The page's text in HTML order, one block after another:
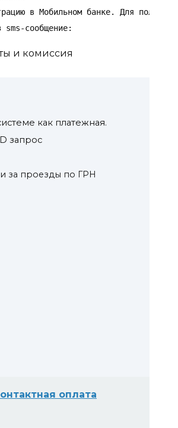
в Мобильном банке. Для
сообщение:
и комиссия
как платежная.
запрос
за проезды по ГРН
оплата